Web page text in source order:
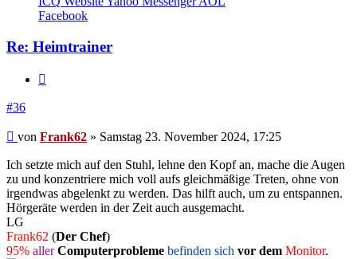
Frank62
Facebook
Re: Heimtrainer
#36
Beitrag
von Frank62 » Samstag 23. November 2024, 17:25
Ich setzte mich auf den Stuhl, lehne den Kopf an, mache die Augen
zu und konzentriere mich voll aufs gleichmäßige Treten, ohne von
irgendwas abgelenkt zu werden. Das hilft auch, um zu entspannen.
Hörgeräte werden in der Zeit auch ausgemacht.
LG
Frank62 (Der Chef)
95% aller Computerprobleme befinden sich vor dem Monitor.